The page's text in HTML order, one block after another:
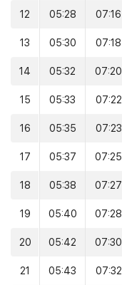
12 05:28 07:16
13 05:30 07:18
14 05:32 07:20
15 05:33 07:22
16 05:35 07:23
17 05:37 07:25
18 05:38 07:27
19 05:40 07:28
20 05:42 07:30
21 05:43 07:32